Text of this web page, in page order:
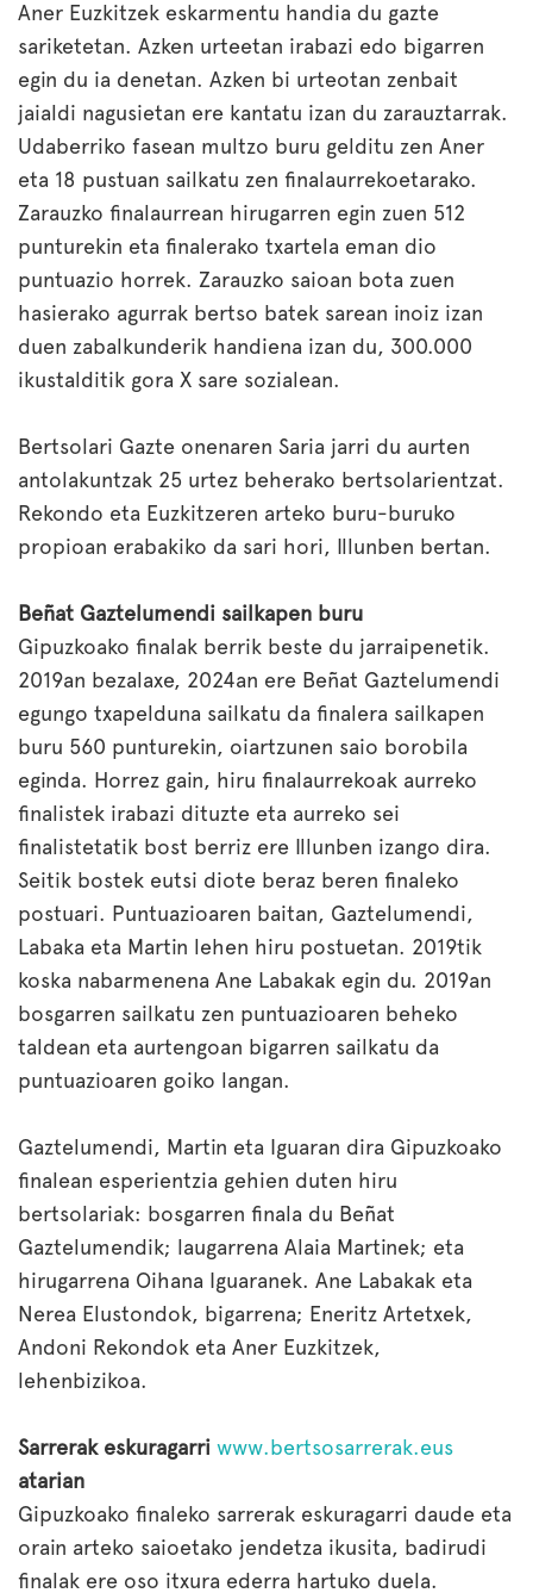
Aner Euzkitzek eskarmentu handia du gazte
sariketetan. Azken urteetan irabazi edo bigarren
egin du ia denetan. Azken bi urteotan zenbait
jaialdi nagusietan ere kantatu izan du zarauztarrak.
Udaberriko fasean multzo buru gelditu zen Aner
eta 18 pustuan sailkatu zen finalaurrekoetarako.
Zarauzko finalaurrean hirugarren egin zuen 512
punturekin eta finalerako txartela eman dio
puntuazio horrek. Zarauzko saioan bota zuen
hasierako agurrak bertso batek sarean inoiz izan
duen zabalkunderik handiena izan du, 300.000
ikustalditik gora X sare sozialean.
Bertsolari Gazte onenaren Saria jarri du aurten
antolakuntzak 25 urtez beherako bertsolarientzat.
Rekondo eta Euzkitzeren arteko buru-buruko
propioan erabakiko da sari hori, Illunben bertan.
Beñat Gaztelumendi sailkapen buru
Gipuzkoako finalak berrik beste du jarraipenetik.
2019an bezalaxe, 2024an ere Beñat Gaztelumendi
egungo txapelduna sailkatu da finalera sailkapen
buru 560 punturekin, oiartzunen saio borobila
eginda. Horrez gain, hiru finalaurrekoak aurreko
finalistek irabazi dituzte eta aurreko sei
finalistetatik bost berriz ere Illunben izango dira.
Seitik bostek eutsi diote beraz beren finaleko
postuari. Puntuazioaren baitan, Gaztelumendi,
Labaka eta Martin lehen hiru postuetan. 2019tik
koska nabarmenena Ane Labakak egin du. 2019an
bosgarren sailkatu zen puntuazioaren beheko
taldean eta aurtengoan bigarren sailkatu da
puntuazioaren goiko langan.
Gaztelumendi, Martin eta Iguaran dira Gipuzkoako
finalean esperientzia gehien duten hiru
bertsolariak: bosgarren finala du Beñat
Gaztelumendik; laugarrena Alaia Martinek; eta
hirugarrena Oihana Iguaranek. Ane Labakak eta
Nerea Elustondok, bigarrena; Eneritz Artetxek,
Andoni Rekondok eta Aner Euzkitzek,
lehenbizikoa.
Sarrerak eskuragarri www.bertsosarrerak.eus
atarian
Gipuzkoako finaleko sarrerak eskuragarri daude eta
orain arteko saioetako jendetza ikusita, badirudi
finalak ere oso itxura ederra hartuko duela.